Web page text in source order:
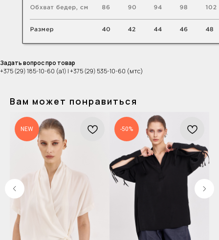
Задать вопрос про товар
+375 (29) 185-10-60 (а1) | +375 (29) 535-10-60 (мтс)
Вам может понравиться
NEW -50%